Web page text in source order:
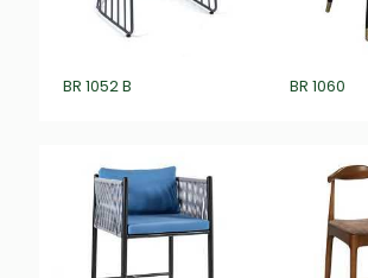
BR 1052 B BR 1060